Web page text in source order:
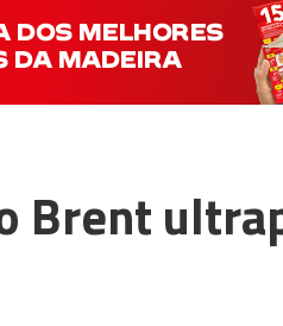
Brent